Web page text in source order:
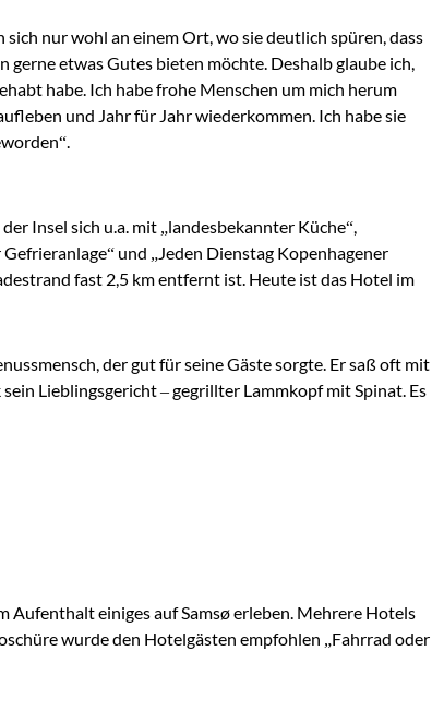
nur wohl an einem Ort, wo sie deutlich spüren, dass
etwas Gutes bieten möchte. Deshalb glaube ich,
habe. Ich habe frohe Menschen um mich herum
und Jahr für Jahr wiederkommen. Ich habe sie
Insel sich u.a. mit „landesbekannter Küche“,
und „Jeden Dienstag Kopenhagener
fast 2,5 km entfernt ist. Heute ist das Hotel im
der gut für seine Gäste sorgte. Er saß oft mit
Lieblingsgericht – gegrillter Lammkopf mit Spinat. Es
Aufenthalt einiges auf Samsø erleben. Mehrere Hotels
wurde den Hotelgästen empfohlen „Fahrrad oder